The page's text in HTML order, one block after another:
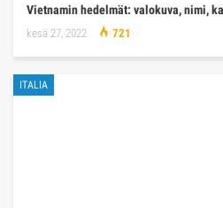
Vietnamin hedelmät: valokuva, nimi,
kesä 27, 2022 721
ITALIA